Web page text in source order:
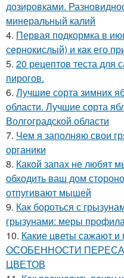
дозировками.
минеральный калий
4. Первая подкормка в
сернокислый) и как его
5. 20 рецептов теста для
пирогов.
6. Лучшие сорта зимних
области. Лучшие сорта
Волгоградской области
7. Чем я заполняю свои
органики
8. Какой запах не любят
обходить ваш дом
отпугивают мышей
9. Как бороться с
грызунами: меры
10. Какие цветы сажают
ОСОБЕННОСТИ
ЦВЕТОВ